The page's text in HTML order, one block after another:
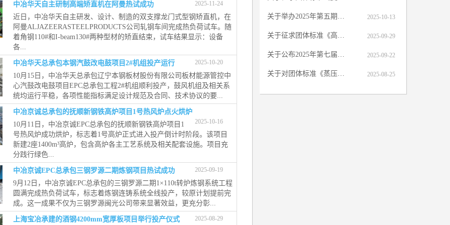
中冶华天自主研制高端矫直机在阿曼热试成功 2025-11-24
近日，中冶华天自主研发、设计、制造的双支撑龙门式型钢矫直机，在
阿曼ALJAZEERASTEELPRODUCTS公司轧钢车间完成热负荷试车。随
着角钢110#和I-beam130#两种型材的矫直结束，试车结果显示：设备
各...
中冶华天总承包本钢汽鼓改电鼓项目2#机组投产运行 2025-10-20
10月15日，中冶华天总承包辽宁本钢板材股份有限公司板材能源管控中
心汽鼓改电鼓项目EPC总承包工程2#机组顺利投产，鼓风机组及相关系
统均运行平稳，各项性能指标满足设计规范及合同、技术协议的要...
中冶京诚总承包的抚顺新钢铁高炉项目1号热风炉点火烘炉
2025-10-16
10月11日，中冶京诚EPC总承包的抚顺新钢铁高炉项目1
号热风炉成功烘炉，标志着1号高炉正式进入投产倒计时阶段。该项目
新建2座1400m³高炉，包含高炉各主工艺系统及相关配套设施。项目充
分践行绿色...
中冶京诚EPC总承包三钢罗源二期炼钢项目热试成功 2025-09-19
9月12日，中冶京诚EPC总承包的三钢罗源二期1×110t转炉炼钢系统工程
圆满完成热负荷试车，标志着炼钢连铸系统全线投产，较原计划提前完
成。这一成果不仅为三钢罗源闽光公司带来显著效益，更充分彰...
上海宝冶承建的酒钢4200mm宽厚板项目举行投产仪式 2025-08-29
关于举办2025年第五期压力管道设计审批人员 专业培训（网络班）的通知 2025-10-13
关于征求团体标准《高炉炉缸用硅溶胶结合刚玉碳化硅质泵送浇注料应用技术标准》（征求意见稿）意见的函 2025-09-29
关于公布2025年第七届冶金建设行业 BIM大赛结果的通知 2025-09-22
关于对团体标准《蒸压轻质加气混凝土（ALC）墙板施工质量验收标准》征求意见的函 2025-08-25